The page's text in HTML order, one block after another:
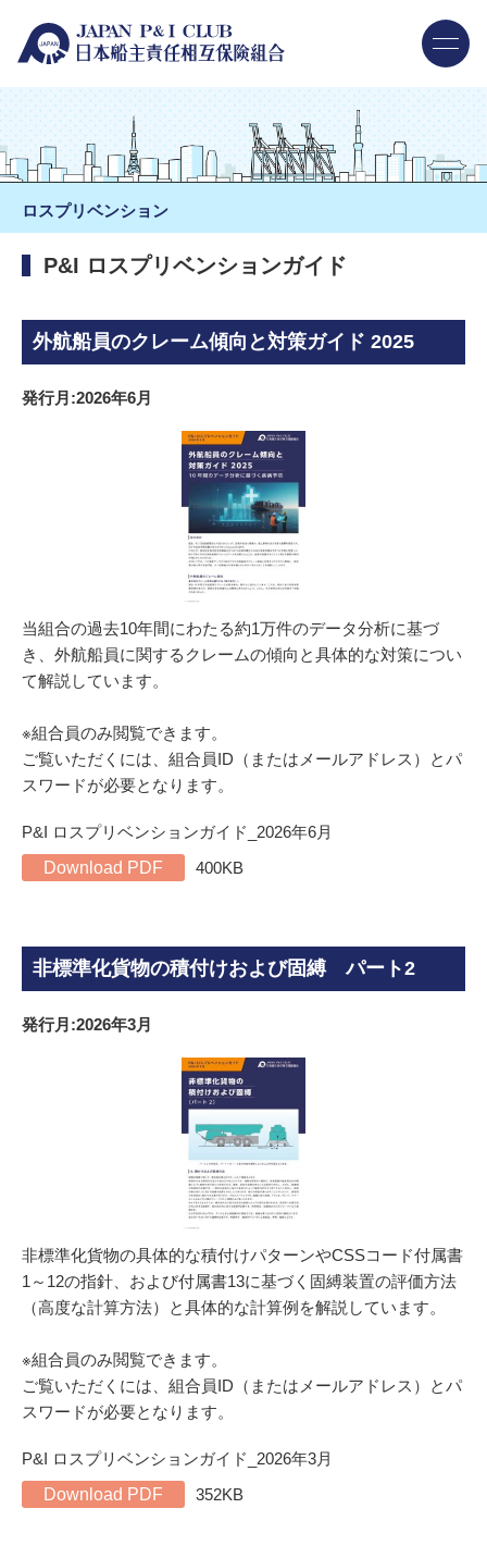
ロスプリベンション
P&I ロスプリベンションガイド
外航船員のクレーム傾向と対策ガイド 2025
発行月:2026年6月
当組合の過去10年間にわたる約1万件のデータ分析に基づ
き、外航船員に関するクレームの傾向と具体的な対策につい
て解説しています。
※組合員のみ閲覧できます。
ご覧いただくには、組合員ID（またはメールアドレス）とパ
スワードが必要となります。
P&I ロスプリベンションガイド_2026年6月
Download PDF
400KB
非標準化貨物の積付けおよび固縛 パート2
発行月:2026年3月
非標準化貨物の具体的な積付けパターンやCSSコード付属書
1～12の指針、および付属書13に基づく固縛装置の評価方法
（高度な計算方法）と具体的な計算例を解説しています。
※組合員のみ閲覧できます。
ご覧いただくには、組合員ID（またはメールアドレス）とパ
スワードが必要となります。
P&I ロスプリベンションガイド_2026年3月
Download PDF
352KB